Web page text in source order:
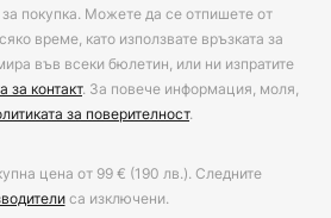
покупка. Можете да се отпишете от
време, като използвате връзката за
във всеки бюлетин, или ни изпратите
за контакт. За повече информация, моля,
за поверителност.
цена от 99 € (190 лв.). Следните
са изключени.